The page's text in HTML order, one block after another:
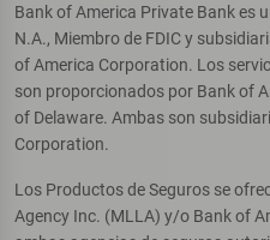
Bank of America Private Bank es
N.A., Miembro de FDIC y
of America Corporation. Los
son proporcionados por Bank of
of Delaware. Ambas son
Corporation.
Los Productos de Seguros se
Agency Inc. (MLLA) y/o Bank of